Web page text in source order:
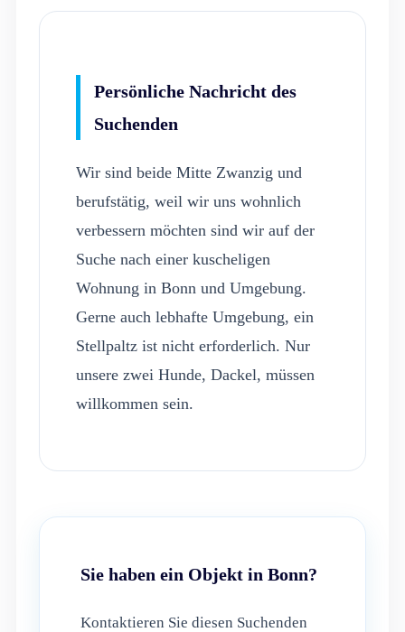
Persönliche Nachricht des
Suchenden
Wir sind beide Mitte Zwanzig und
berufstätig, weil wir uns wohnlich
verbessern möchten sind wir auf der
Suche nach einer kuscheligen
Wohnung in Bonn und Umgebung.
Gerne auch lebhafte Umgebung, ein
Stellpaltz ist nicht erforderlich. Nur
unsere zwei Hunde, Dackel, müssen
willkommen sein.
Sie haben ein Objekt in Bonn?
Kontaktieren Sie diesen Suchenden